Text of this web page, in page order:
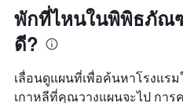
พักที่ไหนในพิพิธภัณ
ดี?
เลื่อนดูแผนที่เพื่อค้นหาโรงแ
เกาหลีที่คุณวางแผนจะไป กา